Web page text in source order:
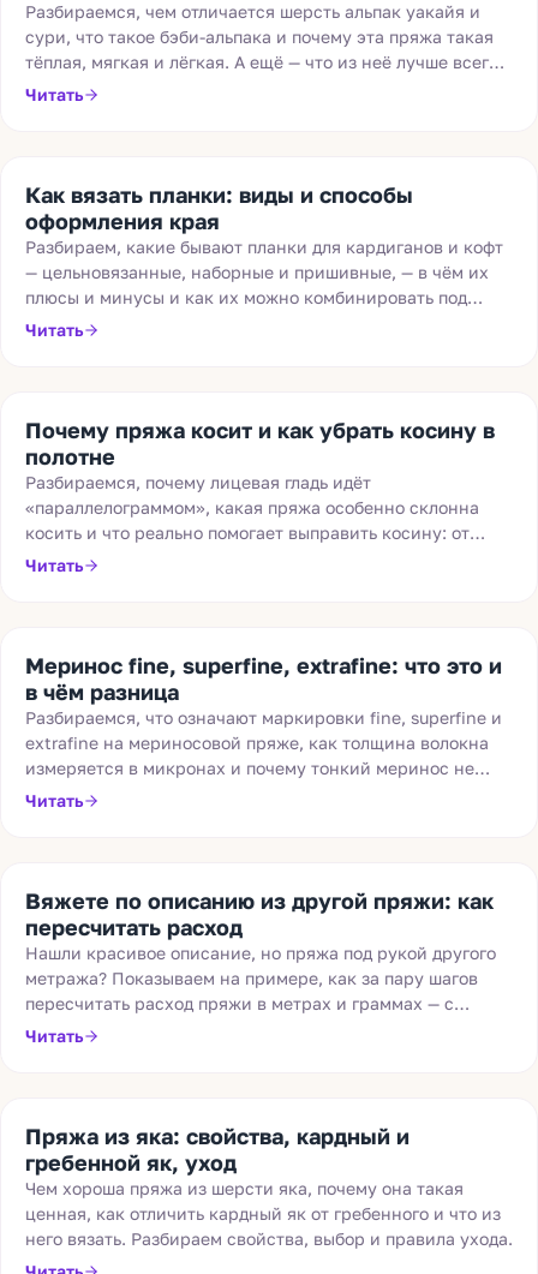
Разбираемся, чем отличается шерсть альпак уакайя и
сури, что такое бэби-альпака и почему эта пряжа такая
тёплая, мягкая и лёгкая. А ещё — что из неё лучше всего
вязать.
Читать
Как вязать планки: виды и способы
оформления края
Разбираем, какие бывают планки для кардиганов и кофт
— цельновязанные, наборные и пришивные, — в чём их
плюсы и минусы и как их можно комбинировать под
свою задачу.
Читать
Почему пряжа косит и как убрать косину в
полотне
Разбираемся, почему лицевая гладь идёт
«параллелограммом», какая пряжа особенно склонна
косить и что реально помогает выправить косину: от
переворота конуса до смены плотности и вязания
Читать
Меринос fine, superfine, extrafine: что это и
в чём разница
Разбираемся, что означают маркировки fine, superfine и
extrafine на мериносовой пряже, как толщина волокна
измеряется в микронах и почему тонкий меринос не
колется и не раздражает кожу.
Читать
Вяжете по описанию из другой пряжи: как
пересчитать расход
Нашли красивое описание, но пряжа под рукой другого
метража? Показываем на примере, как за пару шагов
пересчитать расход пряжи в метрах и граммах — с
учётом сложения нити.
Читать
Пряжа из яка: свойства, кардный и
гребенной як, уход
Чем хороша пряжа из шерсти яка, почему она такая
ценная, как отличить кардный як от гребенного и что из
него вязать. Разбираем свойства, выбор и правила ухода.